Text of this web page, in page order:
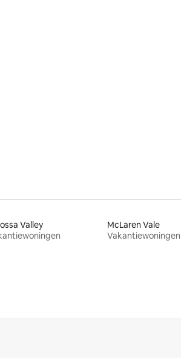
Valley
McLaren Vale
Vakantiewoningen